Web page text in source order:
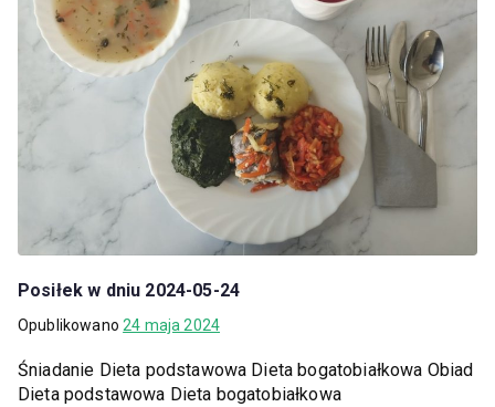
Posiłek w dniu 2024-05-24
Opublikowano24 maja 2024
Śniadanie Dieta podstawowa Dieta bogatobiałkowa Obiad
Dieta podstawowa Dieta bogatobiałkowa